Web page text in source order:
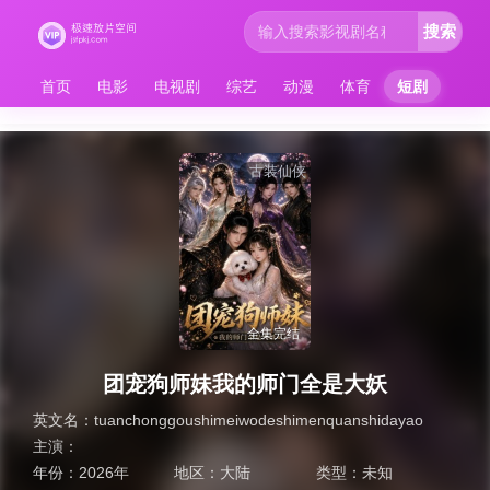
首页 电影 电视剧 综艺 动漫 体育 短剧
搜索
古装仙侠
全集完结
团宠狗师妹我的师门全是大妖
英文名： tuanchonggoushimeiwodeshimenquanshidayao
主演：
年份： 2026年 地区： 大陆 类型： 未知